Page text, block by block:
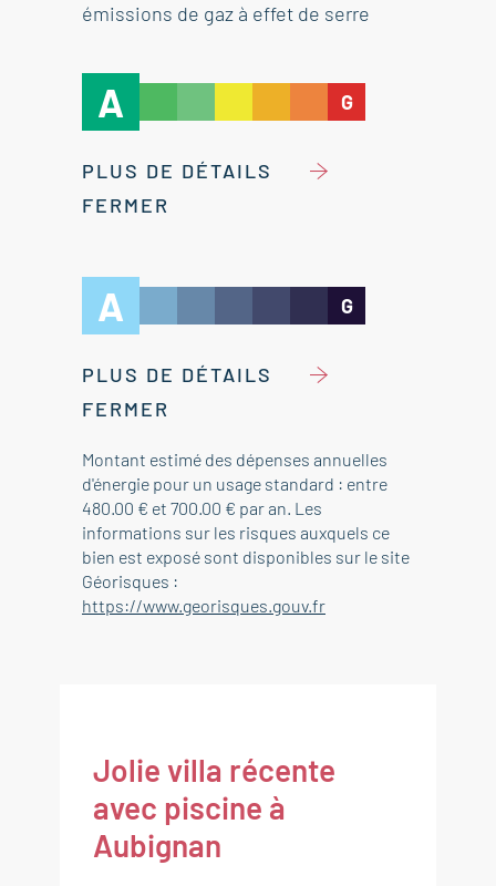
émissions de gaz à effet de serre
A G
PLUS DE DÉTAILS
FERMER
A G
PLUS DE DÉTAILS
FERMER
Montant estimé des dépenses annuelles
d'énergie pour un usage standard : entre
480.00 € et 700.00 € par an. Les
informations sur les risques auxquels ce
bien est exposé sont disponibles sur le site
Géorisques :
https://www.georisques.gouv.fr
Jolie villa récente
avec piscine à
Aubignan